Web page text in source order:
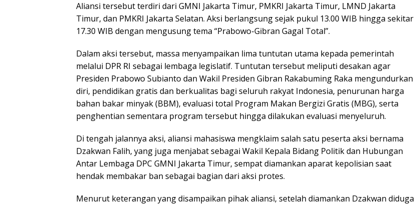
Aliansi tersebut terdiri dari GMNI Jakarta Timur, PMKRI Jakarta Timur, LMND Jakarta
Timur, dan PMKRI Jakarta Selatan. Aksi berlangsung sejak pukul 13.00 WIB hingga sekitar
17.30 WIB dengan mengusung tema “Prabowo-Gibran Gagal Total”.
Dalam aksi tersebut, massa menyampaikan lima tuntutan utama kepada pemerintah
melalui DPR RI sebagai lembaga legislatif. Tuntutan tersebut meliputi desakan agar
Presiden Prabowo Subianto dan Wakil Presiden Gibran Rakabuming Raka mengundurkan
diri, pendidikan gratis dan berkualitas bagi seluruh rakyat Indonesia, penurunan harga
bahan bakar minyak (BBM), evaluasi total Program Makan Bergizi Gratis (MBG), serta
penghentian sementara program tersebut hingga dilakukan evaluasi menyeluruh.
Di tengah jalannya aksi, aliansi mahasiswa mengklaim salah satu peserta aksi bernama
Dzakwan Falih, yang juga menjabat sebagai Wakil Kepala Bidang Politik dan Hubungan
Antar Lembaga DPC GMNI Jakarta Timur, sempat diamankan aparat kepolisian saat
hendak membakar ban sebagai bagian dari aksi protes.
Menurut keterangan yang disampaikan pihak aliansi, setelah diamankan Dzakwan diduga